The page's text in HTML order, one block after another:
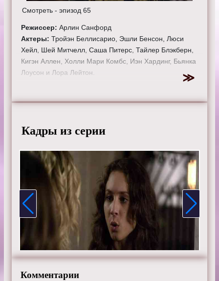
Смотреть - эпизод 65
Режиссер: Арлин Санфорд
Актеры: Тройэн Беллисарио, Эшли Бенсон, Люси
Хейл, Шей Митчелл, Саша Питерс, Тайлер Блэкберн,
Кигэн Аллен, Холли Мари Комбс, Иэн Хардинг, Бьянка
Лоусон и Лора Лейтон.
обманщицы» бесплатно в хорошем HD качестве, на
Кадры из серии
Комментарии